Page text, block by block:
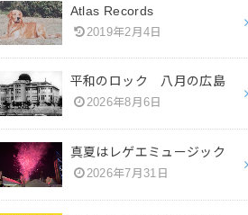
Atlas Records
2019年2月4日
平和のロック 八月の広島
2026年8月6日
真夏はレゲエミュージック
2026年7月31日